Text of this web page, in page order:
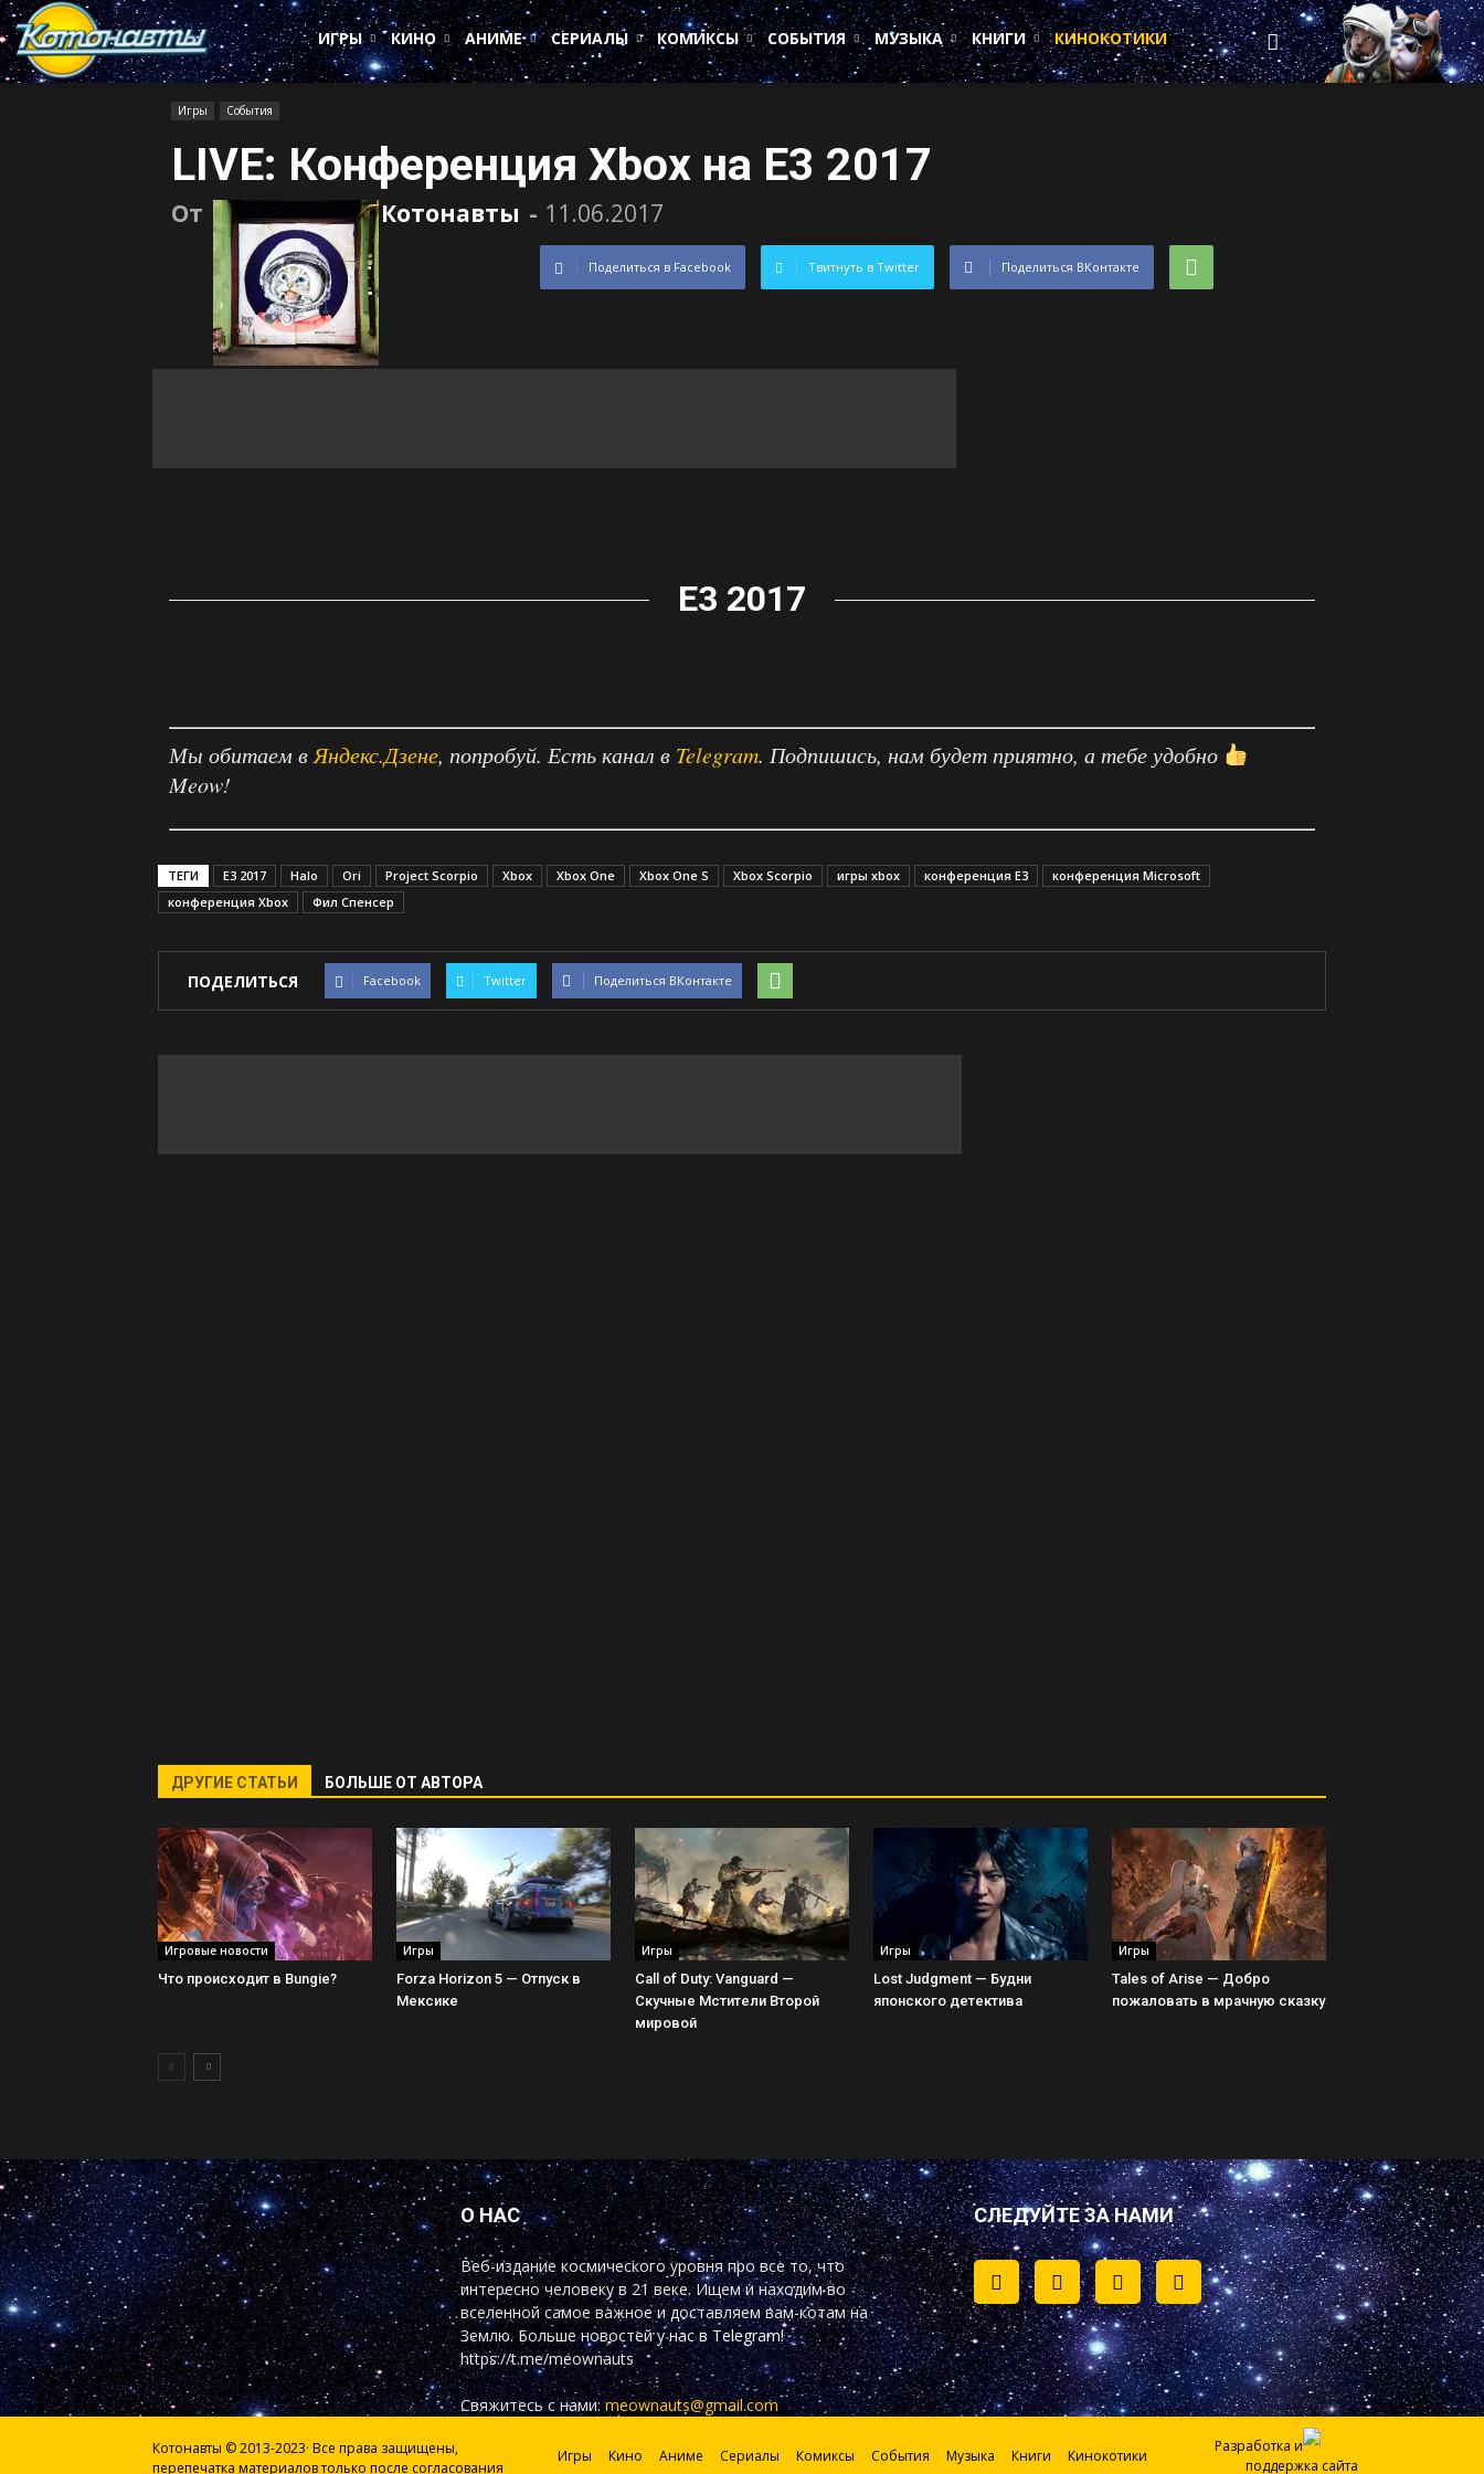
Котонавты
ИГРЫ
КИНО АНИМЕ СЕРИАЛЫ КОМИКСЫ СОБЫТИЯ МУЗЫКА КНИГИ КИНОКОТИКИ
Игры События
LIVE: Конференция Xbox на E3 2017
От Котонавты - 11.06.2017
Поделиться в Facebook Твитнуть в Twitter Поделиться ВКонтакте
E3 2017
Мы обитаем в Яндекс.Дзене, попробуй. Есть канал в Telegram. Подпишись, нам будет приятно, а тебе удобно
Meow!
ТЕГИ E3 2017 Halo Ori Project Scorpio Xbox Xbox One Xbox One S Xbox Scorpio игры xbox конференция E3
конференция Microsoft
конференция Xbox
Фил Спенсер
ПОДЕЛИТЬСЯ Facebook Twitter Поделиться ВКонтакте
ДРУГИЕ СТАТЬИ БОЛЬШЕ ОТ АВТОРА
Игровые новости
Что происходит в Bungie?
Игры
Forza Horizon 5 — Отпуск в
Мексике
Игры
Call of Duty: Vanguard —
Скучные Мстители Второй
мировой
Игры
Lost Judgment — Будни
японского детектива
Игры
Tales of Arise — Добро
пожаловать в мрачную сказку
О НАС
Веб-издание космического уровня про все то, что
интересно человеку в 21 веке. Ищем и находим во
вселенной самое важное и доставляем вам-котам на
Землю. Больше новостей у насв Telegram!
https://t.me/meownauts
Свяжитесь с нами:meownauts@gmail.com
СЛЕДУЙТЕ ЗА НАМИ
Котонавты © 2013-2023· Все права защищены,
перепечатка материалов только после согласования
Игры Кино Аниме Сериалы Комиксы События Музыка Книги Кинокотики
Разработка и
поддержка сайта